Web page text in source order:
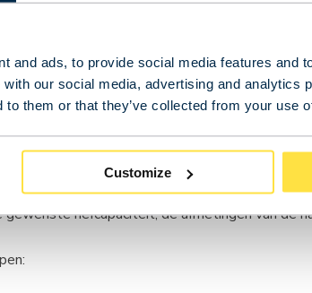
and ads, to provide social media features and
our social media, advertising and analytics
to them or that they’ve collected from your use
Customize
verhoogt en storingen minimaliseert. De
standaard kraansystemen. Met meer dan
te nemen met een gespecialiseerde
hefcapaciteit, de afmetingen van de